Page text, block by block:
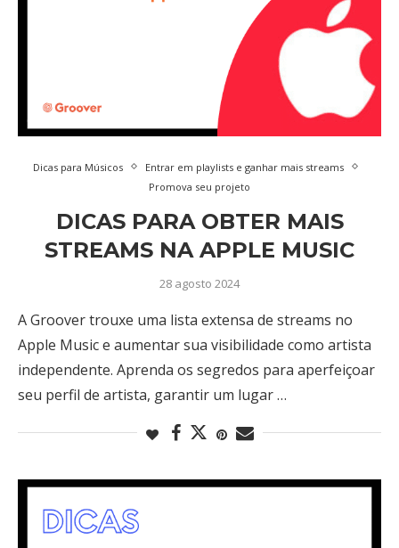
Dicas para Músicos
Entrar em playlists e ganhar mais streams
Promova seu projeto
DICAS PARA OBTER MAIS
STREAMS NA APPLE MUSIC
28 agosto 2024
A Groover trouxe uma lista extensa de streams no
Apple Music e aumentar sua visibilidade como artista
independente. Aprenda os segredos para aperfeiçoar
seu perfil de artista, garantir um lugar …